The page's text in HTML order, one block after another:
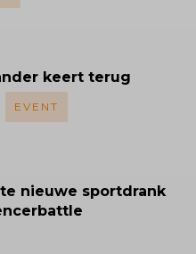
keert terug
EVENT
nieuwe sportdrank